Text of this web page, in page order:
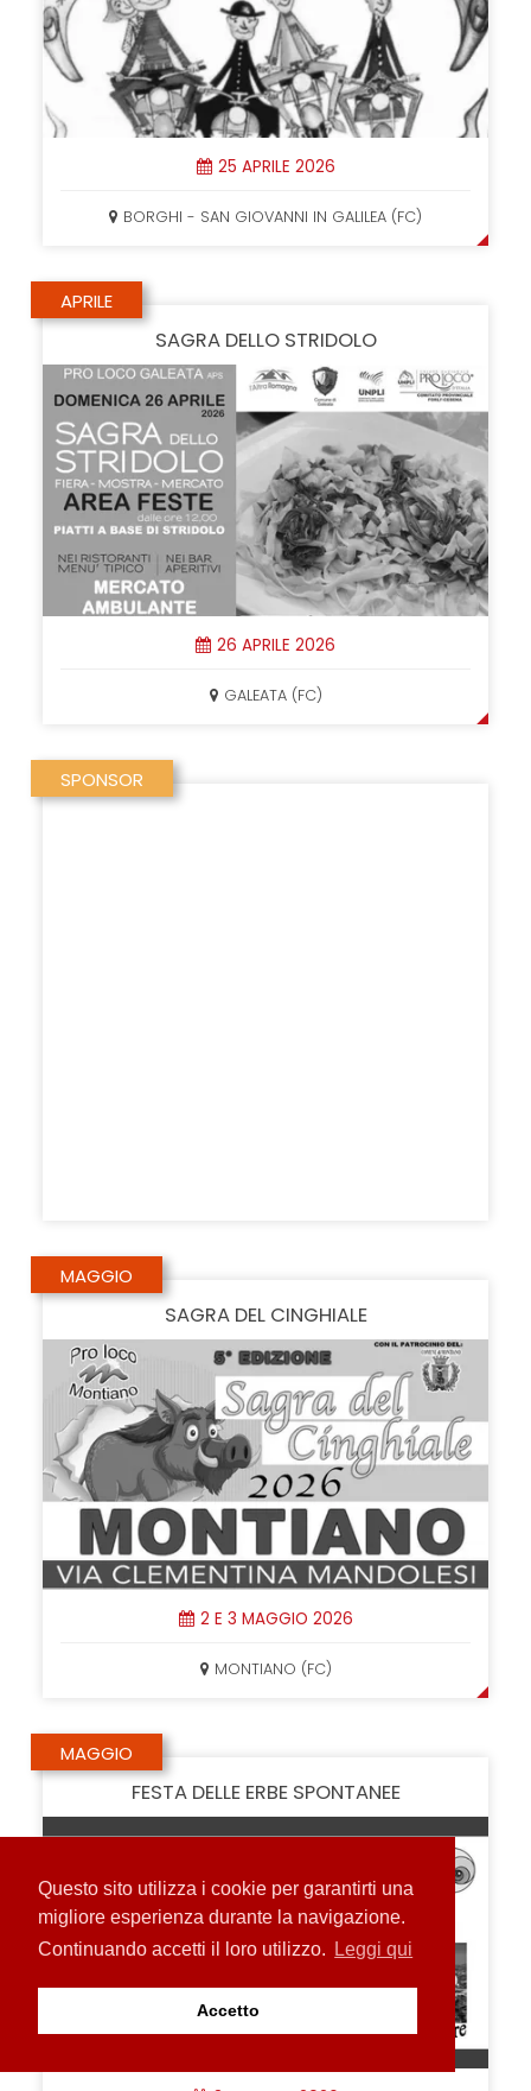
Questo sito utilizza i cookie per garantirti una
migliore esperienza durante la navigazione.
Continuando accetti il loro utilizzo.
Leggi qui
Accetto
25 APRILE 2026
BORGHI - SAN GIOVANNI IN GALILEA (FC)
APRILE
SAGRA DELLO STRIDOLO
26 APRILE 2026
GALEATA (FC)
SPONSOR
MAGGIO
SAGRA DEL CINGHIALE
2 E 3 MAGGIO 2026
MONTIANO (FC)
MAGGIO
FESTA DELLE ERBE SPONTANEE